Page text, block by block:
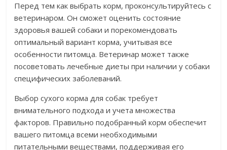
Перед тем как выбрать корм, проконсультируйтесь с
ветеринаром. Он сможет оценить состояние
здоровья вашей собаки и порекомендовать
оптимальный вариант корма, учитывая все
особенности питомца. Ветеринар может также
посоветовать лечебные диеты при наличии у собаки
специфических заболеваний.
Выбор сухого корма для собак требует
внимательного подхода и учета множества
факторов. Правильно подобранный корм обеспечит
вашего питомца всеми необходимыми
питательными веществами, поддерживая его